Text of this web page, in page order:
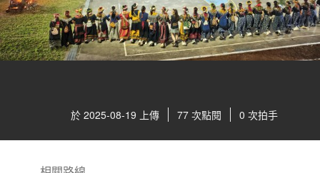
於 2025-08-19 上傳 77 次點閱 0 次拍手